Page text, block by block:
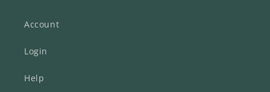
Account
Login
Help